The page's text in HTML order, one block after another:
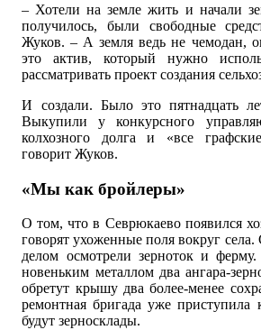
– Хотели на земле жить и начали
получилось, были свободные
Жуков. – А земля ведь не чемодан,
это актив, который нужно
рассматривать проект создания
И создали. Было это пятнадцать
Выкупили у конкурсного
колхозного долга и «все
говорит Жуков.
«Мы как бройлеры»
О том, что в Севрюкаево появился
говорят ухоженные поля вокруг
делом осмотрели зерноток и
новеньким металлом два ангара-
обретут крышу два более-менее
ремонтная бригада уже приступила
будут зерносклады.